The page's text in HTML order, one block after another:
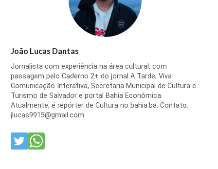
João Lucas Dantas
Jornalista com experiência na área cultural, com
passagem pelo Caderno 2+ do jornal A Tarde, Viva
Comunicação Interativa, Secretaria Municipal de Cultura e
Turismo de Salvador e portal Bahia Econômica.
Atualmente, é repórter de Cultura no bahia.ba. Contato:
jlucas9915@gmail.com